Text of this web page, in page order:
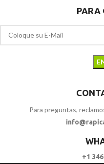
PARA
Para preguntas,
+1